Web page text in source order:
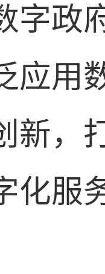
字政
应用
新，
化服